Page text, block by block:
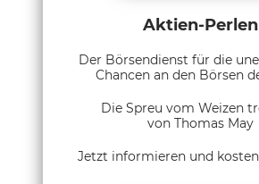
Aktien-Perlen
Der Börsendienst für die
Chancen an den Börsen
Die Spreu vom Weizen
von Thomas May
Jetzt informieren und